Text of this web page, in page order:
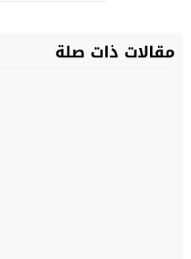
مقالات ذات صلة